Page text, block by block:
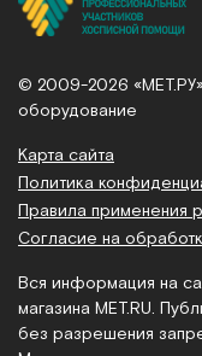
© 2009-2026
оборудование
Карта сайта
Политика
Правила применения
Согласие на
Вся информация на
магазина MET.RU.
без разрешения